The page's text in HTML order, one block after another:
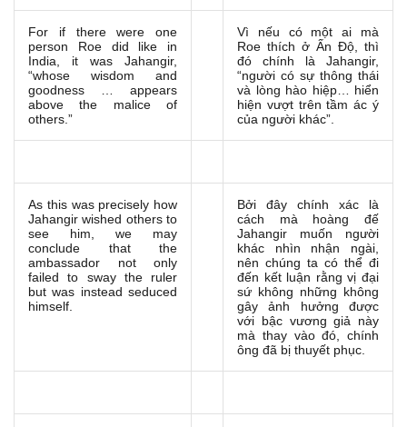
For if there were one
person Roe did like in
India, it was Jahangir,
“whose wisdom and
goodness … appears
above the malice of
others.”
Vì nếu có một ai mà
Roe thích ở Ấn Độ, thì
đó chính là Jahangir,
“người có sự thông thái
và lòng hào hiệp… hiển
hiện vượt trên tầm ác ý
của người khác”.
As this was precisely how
Jahangir wished others to
see him, we may
conclude that the
ambassador not only
failed to sway the ruler
but was instead seduced
himself.
Bởi đây chính xác là
cách mà hoàng đế
Jahangir muốn người
khác nhìn nhận ngài,
nên chúng ta có thể đi
đến kết luận rằng vị đại
sứ không những không
gây ảnh hưởng được
với bậc vương giả này
mà thay vào đó, chính
ông đã bị thuyết phục.